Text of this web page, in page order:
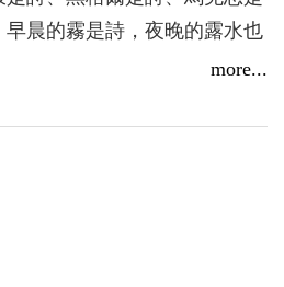
晨的霧是詩，夜晚的露水也
的夢裡，我醒了，遺留在夢境
學，無一不是他書寫的題
這片土地深刻的疼惜，並透
more...